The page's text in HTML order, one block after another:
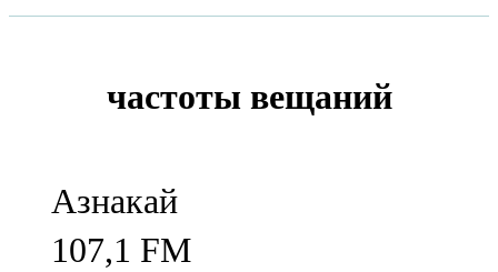
частоты вещаний
Азнакай
107,1 FM